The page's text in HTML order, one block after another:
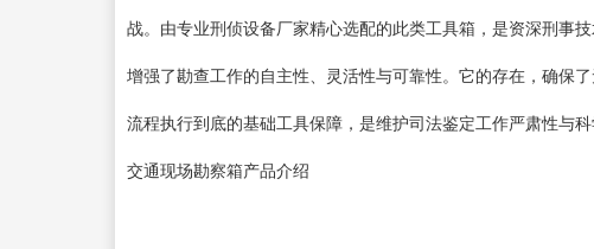
战。由专业刑侦设备厂家精心选配的此类工具箱，是资深刑事
增强了勘查工作的自主性、灵活性与可靠性。它的存在，确保
流程执行到底的基础工具保障，是维护司法鉴定工作严肃性与科
交通现场勘察箱产品介绍